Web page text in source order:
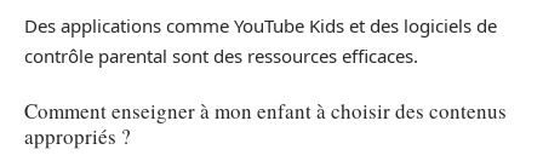
Des applications comme YouTube Kids et des logiciels de
contrôle parental sont des ressources efficaces.
Comment enseigner à mon enfant à choisir des contenus
appropriés ?